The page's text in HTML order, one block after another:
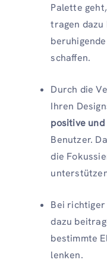
Palette geht,
tragen dazu
schaffen.
Durch die
Ihren
positive und
Benutzer.
die
Bei richtiger
dazu
bestimmte
lenken.